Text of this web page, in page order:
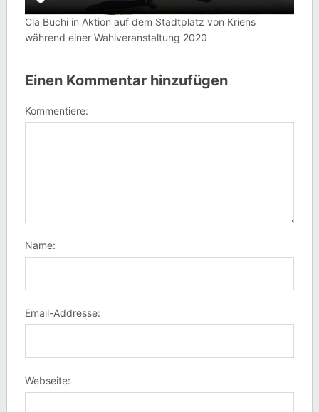
Cla Büchi in Aktion auf dem Stadtplatz von Kriens
während einer Wahlveranstaltung 2020
Einen Kommentar hinzufügen
Kommentiere:
Name:
Email-Addresse:
Webseite: